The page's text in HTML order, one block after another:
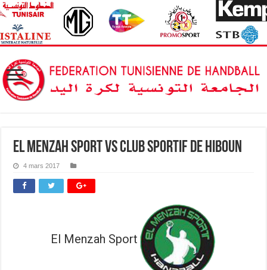
El Menzah Sport vs Club Sportif de Hiboun
4 mars 2017
El Menzah Sport